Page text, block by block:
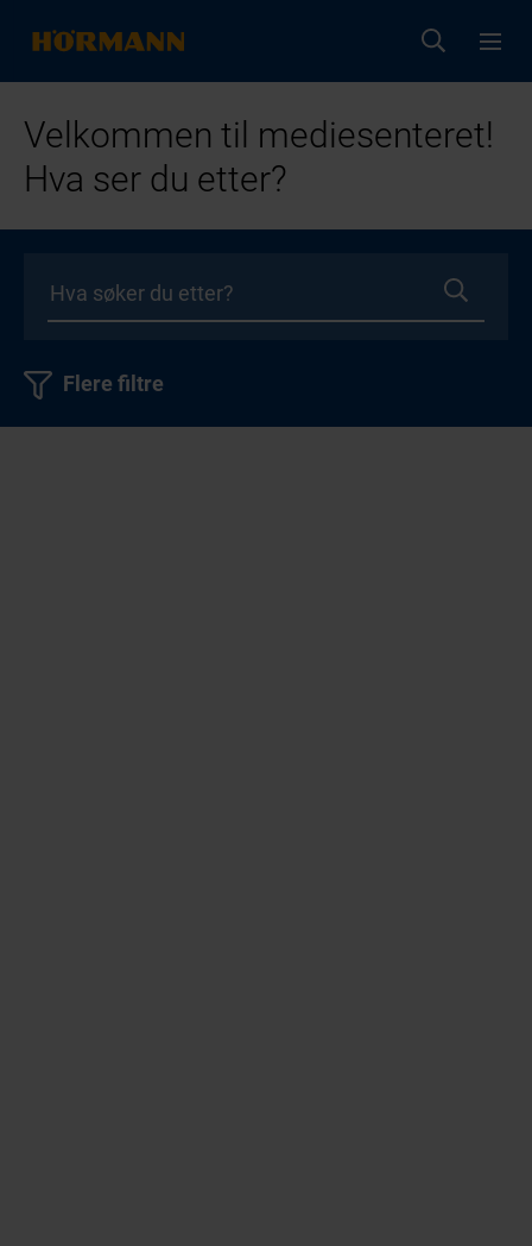
Velkommen til mediesenteret!
Hva ser du etter?
Flere filtre